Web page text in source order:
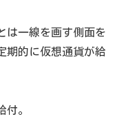
は一線を画す側面を
期的に仮想通貨が給
付。